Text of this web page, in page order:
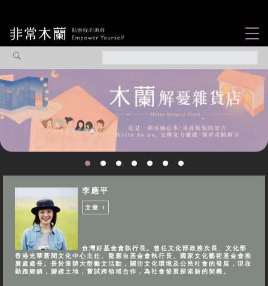
焦點企劃
社會企業
李應平
文章 1
台灣好基金會執行長。曾任文化部政務次長、文化部
香港光華新聞文化中心主任、龍應台基金會執行長、國家文化藝術基金會推
廣處處長。長於策辦大型藝文活動，關注文化環境及公民社會的發展，現在
勤跑鄉鎮，腳踏土地，嘗試跨領域合作，為社會發展探索新的契機。